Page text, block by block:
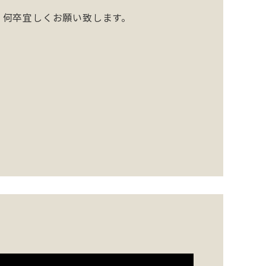
卒宜しくお願い致します。